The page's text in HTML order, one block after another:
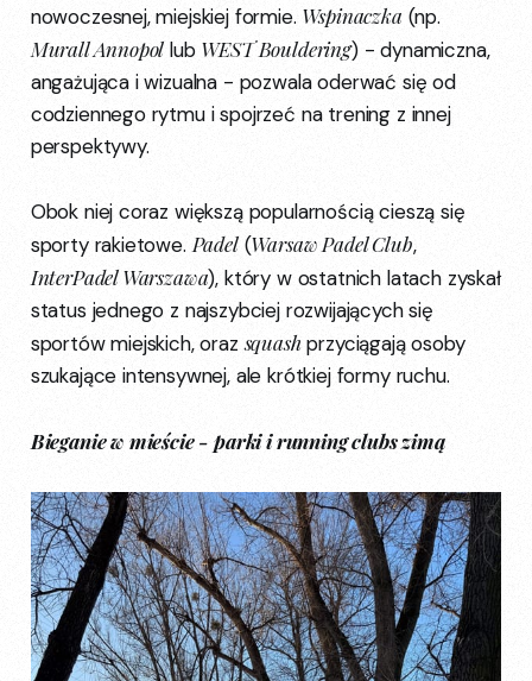
nowoczesnej, miejskiej formie. Wspinaczka (np.
Murall Annopol lub WEST Bouldering) - dynamiczna,
angażująca i wizualna - pozwala oderwać się od
codziennego rytmu i spojrzeć na trening z innej
perspektywy.
Obok niej coraz większą popularnością cieszą się
sporty rakietowe.Padel(Warsaw Padel Club,
InterPadel Warszawa), który w ostatnich latach zyskał
status jednego z najszybciej rozwijających się
sportów miejskich, orazsquashprzyciągają osoby
szukające intensywnej, ale krótkiej formy ruchu.
Bieganie w mieście - parki i running clubs zimą